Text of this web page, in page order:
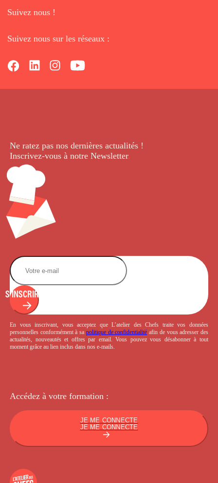
Suivez nous !
Suivez nous sur les réseaux :
Ne ratez pas nos dernières actualités !
Inscrivez-vous à notre Newsletter.
S'INSCRIRE
En vous inscrivant, vous acceptez que L’atelier des Chefs traite vos données
personnelles conformément à sa politique de confidentialité afin de vous adresser des
actualités, nouveautés et offres par email. Vous pouvez vous désabonner à tout
moment grâce au lien inclus dans nos e-mails.
Accédez à votre formation :
JE ME CONNECTE
JE ME CONNECTE